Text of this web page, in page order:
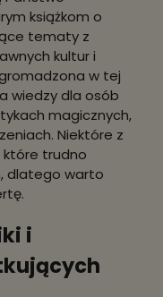
książkom o
tematy z
kultur i
w tej
wiedzy dla osób
magicznych,
Niektóre z
które trudno
dlatego warto
i